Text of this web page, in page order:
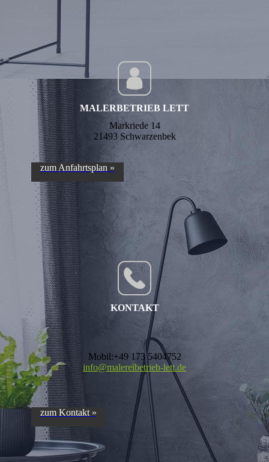
MALERBETRIEB LETT
Markriede 14
21493 Schwarzenbek
zum Anfahrtsplan »
KONTAKT
Mobil:+49 173 5404752
info@malereibetrieb-lett.de
zum Kontakt »